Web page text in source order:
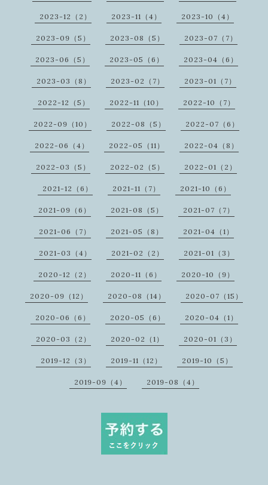
2023-12（2） 2023-11（4） 2023-10（4）
2023-09（5） 2023-08（5） 2023-07（7）
2023-06（5） 2023-05（6） 2023-04（6）
2023-03（8） 2023-02（7） 2023-01（7）
2022-12（5） 2022-11（10） 2022-10（7）
2022-09（10） 2022-08（5） 2022-07（6）
2022-06（4） 2022-05（11） 2022-04（8）
2022-03（5） 2022-02（5） 2022-01（2）
2021-12（6） 2021-11（7） 2021-10（6）
2021-09（6） 2021-08（5） 2021-07（7）
2021-06（7） 2021-05（8） 2021-04（1）
2021-03（4） 2021-02（2） 2021-01（3）
2020-12（2） 2020-11（6） 2020-10（9）
2020-09（12） 2020-08（14） 2020-07（15）
2020-06（6） 2020-05（6） 2020-04（1）
2020-03（2） 2020-02（1） 2020-01（3）
2019-12（3） 2019-11（12） 2019-10（5）
2019-09（4） 2019-08（4）